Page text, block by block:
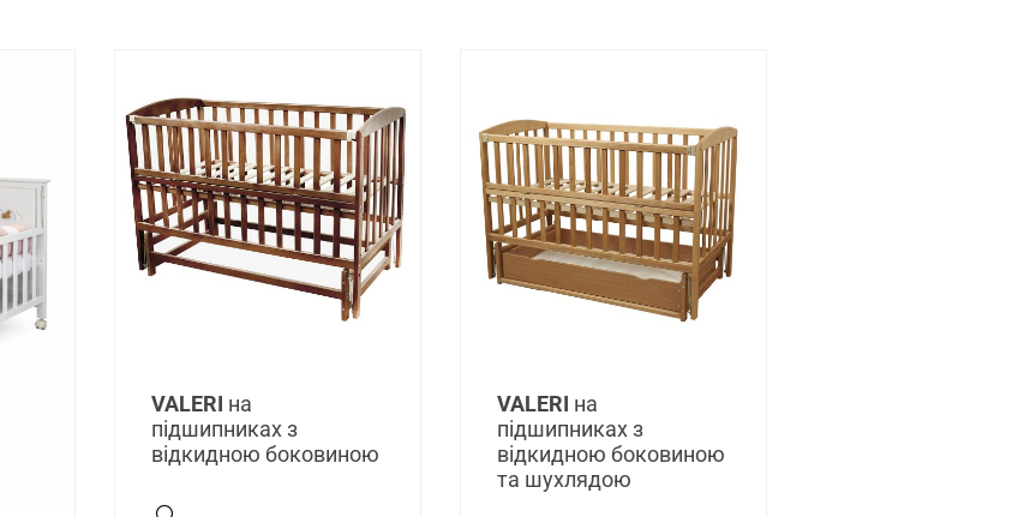
VALERI на
підшипниках з
відкидною боковиною
VALERI на
підшипниках з
відкидною боковиною
та шухлядою